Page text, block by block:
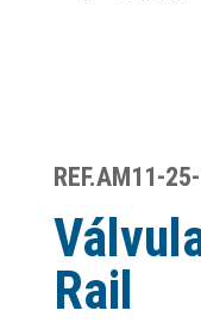
REF.AM11-
Rail